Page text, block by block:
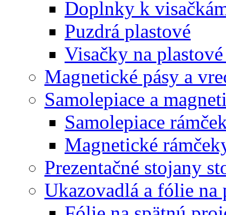
Doplnky k
Puzdrá plastové
Visačky na
Magnetické pásy a
Samolepiace a
Samolepiace
Magnetické
Prezentačné stojany
Ukazovadlá a fólie na